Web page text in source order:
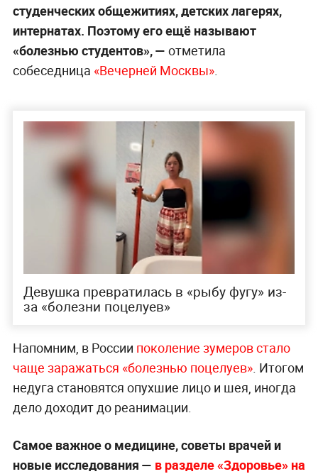
студенческих общежитиях, детских лагерях,
интернатах. Поэтому его ещё называют
«болезнью студентов», — отметила
собеседница «Вечерней Москвы».
Девушка превратилась в «рыбу фугу» из-
за «болезни поцелуев»
Напомним, в России поколение зумеров стало
чаще заражаться «болезнью поцелуев». Итогом
недуга становятся опухшие лицо и шея, иногда
дело доходит до реанимации.
Самое важное о медицине, советы врачей и
новые исследования — в разделе «Здоровье» на